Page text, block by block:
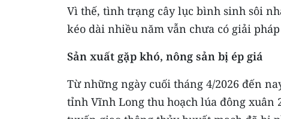
Vì thế, tình trạng cây lục bình sinh sôi
kéo dài nhiều năm vẫn chưa có giải
Sản xuất gặp khó, nông sản bị ép giá
Từ những ngày cuối tháng 4/2026 đến
tỉnh Vĩnh Long thu hoạch lúa đông xuân